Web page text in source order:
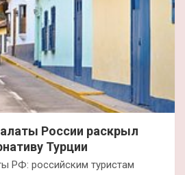
России раскрыл
Турции
РФ: российским туристам